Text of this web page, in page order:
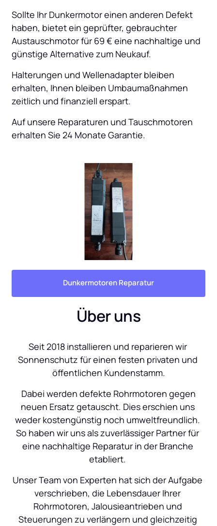
Sollte Ihr Dunkermotor einen anderen Defekt
haben, bietet ein geprüfter, gebrauchter
Austauschmotor für 69 € eine nachhaltige und
günstige Alternative zum Neukauf.
Halterungen und Wellenadapter bleiben
erhalten, Ihnen bleiben Umbaumaßnahmen
zeitlich und finanziell erspart.
Auf unsere Reparaturen und Tauschmotoren
erhalten Sie 24 Monate Garantie.
Dunkermotoren Reparatur
Über uns
Seit 2018 installieren und reparieren wir
Sonnenschutz für einen festen privaten und
öffentlichen Kundenstamm.
neuen Ersatz getauscht. Dies erschien uns
weder kostengünstig noch umweltfreundlich.
So haben wir uns als zuverlässiger Partner für
eine nachhaltige Reparatur in der Branche
etabliert.
Unser Team von Experten hat sich der Aufgabe
verschrieben, die Lebensdauer Ihrer
Rohrmotoren, Jalousieantrieben und
Steuerungen zu verlängern und gleichzeitig